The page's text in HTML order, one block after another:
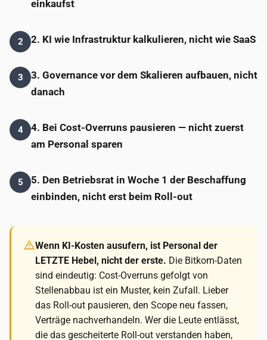
einkaufst
2 2. KI wie Infrastruktur kalkulieren, nicht wie SaaS
3
3. Governance vor dem Skalieren aufbauen, nicht
danach
4
4. Bei Cost-Overruns pausieren — nicht zuerst
am Personal sparen
5
5. Den Betriebsrat in Woche 1 der Beschaffung
einbinden, nicht erst beim Roll-out
Wenn KI-Kosten ausufern, ist Personal der
LETZTE Hebel, nicht der erste. Die Bitkom-Daten
sind eindeutig: Cost-Overruns gefolgt von
Stellenabbau ist ein Muster, kein Zufall. Lieber
das Roll-out pausieren, den Scope neu fassen,
Verträge nachverhandeln. Wer die Leute entlässt,
die das gescheiterte Roll-out verstanden haben,